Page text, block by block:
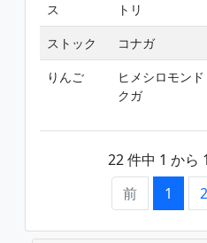
ス
トリ
ストック コナガ
りんご
ヒメシロモンド
クガ
22 件中 1 から
前
1 2